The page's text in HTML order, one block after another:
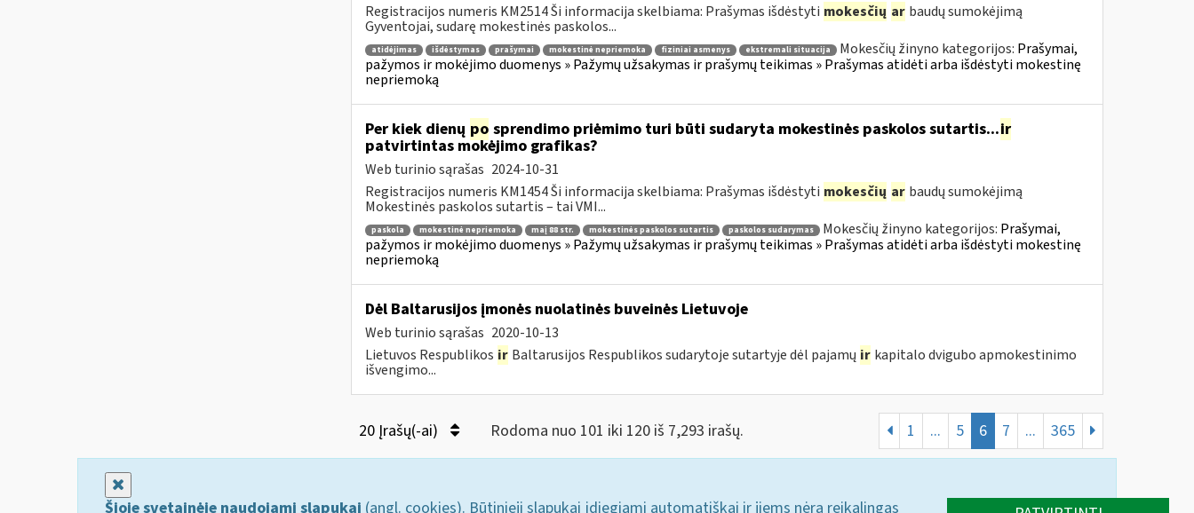
Registracijos numeris KM2514 Ši informacija skelbiama: Prašymas išdėstyti mokesčių ar baudų sumokėjimą
Gyventojai, sudarę mokestinės paskolos...
atidėjimas išdėstymas prašymai mokestinė nepriemoka fiziniai asmenys ekstremali situacija Mokesčių žinyno kategorijos: Prašymai,
pažymos ir mokėjimo duomenys » Pažymų užsakymas ir prašymų teikimas » Prašymas atidėti arba išdėstyti mokestinę
nepriemoką
Per kiek dienų po sprendimo priėmimo turi būti sudaryta mokestinės paskolos sutartis...ir
patvirtintas mokėjimo grafikas?
Web turinio sąrašas 2024-10-31
Registracijos numeris KM1454 Ši informacija skelbiama: Prašymas išdėstyti mokesčių ar baudų sumokėjimą
Mokestinės paskolos sutartis – tai VMI...
paskola mokestinė nepriemoka maį 88 str. mokestinės paskolos sutartis paskolos sudarymas Mokesčių žinyno kategorijos: Prašymai,
pažymos ir mokėjimo duomenys » Pažymų užsakymas ir prašymų teikimas » Prašymas atidėti arba išdėstyti mokestinę
nepriemoką
Dėl Baltarusijos įmonės nuolatinės buveinės Lietuvoje
Web turinio sąrašas 2020-10-13
Lietuvos Respublikos ir Baltarusijos Respublikos sudarytoje sutartyje dėl pajamų ir kapitalo dvigubo apmokestinimo
išvengimo...
20 Įrašų(-ai) Rodoma nuo 101 iki 120 iš 7,293 irašų. 1 ... 5 6 7 ... 365
Šioje svetainėje naudojami slapukai (angl. cookies). Būtinieji slapukai įdiegiami automatiškai ir jiems nėra reikalingas